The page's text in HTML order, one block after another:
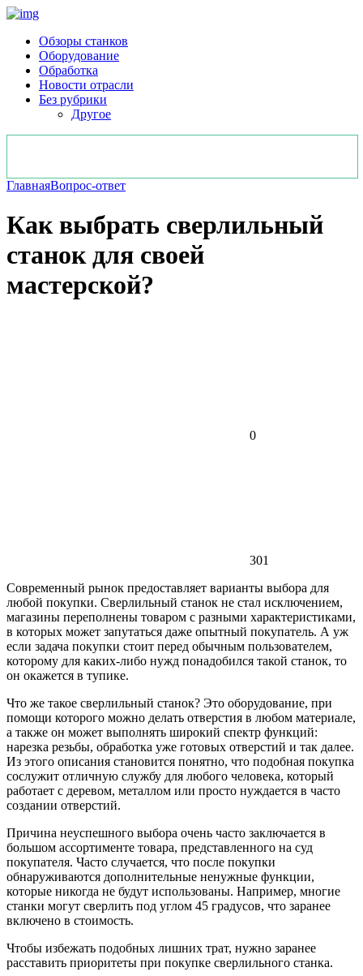
Обзоры станков
Оборудование
Обработка
Новости отрасли
Без рубрики
Другое
ГлавнаяВопрос-ответ
Как выбрать сверлильный
станок для своей
мастерской?
0
301
Современный рынок предоставляет варианты выбора для
любой покупки. Сверлильный станок не стал исключением,
магазины переполнены товаром с разными характеристиками,
в которых может запутаться даже опытный покупатель. А уж
если задача покупки стоит перед обычным пользователем,
которому для каких-либо нужд понадобился такой станок, то
он окажется в тупике.
Что же такое сверлильный станок? Это оборудование, при
помощи которого можно делать отверстия в любом материале,
а также он может выполнять широкий спектр функций:
нарезка резьбы, обработка уже готовых отверстий и так далее.
Из этого описания становится понятно, что подобная покупка
сослужит отличную службу для любого человека, который
работает с деревом, металлом или просто нуждается в часто
создании отверстий.
Причина неуспешного выбора очень часто заключается в
большом ассортименте товара, представленного на суд
покупателя. Часто случается, что после покупки
обнаруживаются дополнительные ненужные функции,
которые никогда не будут использованы. Например, многие
станки могут сверлить под углом 45 градусов, что заранее
включено в стоимость.
Чтобы избежать подобных лишних трат, нужно заранее
расставить приоритеты при покупке сверлильного станка.